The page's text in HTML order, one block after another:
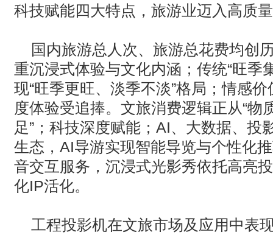
· 松下投影机赋能LYMB.iO的MultiBall系统，打造新一代体育与
科技赋能四大特点‌，旅游业迈入高质
国内旅游总人次、旅游总花费均创
重沉浸式体验与文化内涵；传统“旺季
现“‌旺季更旺、淡季不淡‌”格局；情感
度体验受追捧。文旅消费逻辑正从“物
足‌”；科技深度赋能； AI、大数据、投
生态，‌ AI导游‌实现智能导览与个性化
音交互服务，‌沉浸式光影秀‌依托高亮
化IP活化。
工程投影机在文旅市场及应用中表